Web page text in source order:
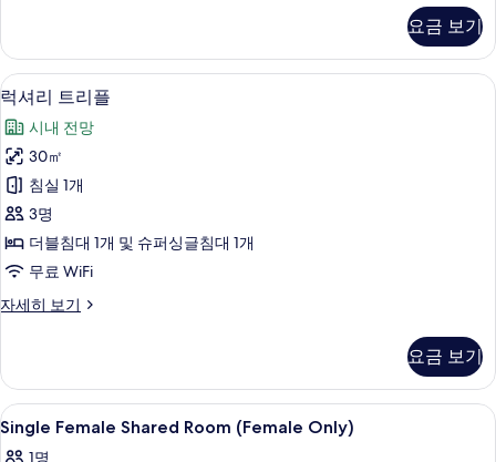
보
기
리
플
자
세
히
보
기
요금 보기
럭
셔
리
트
리
플
사
모
보
기
럭셔리 트리플 | 고급 침구, 객실 내 금
6
럭셔리 트리플
시내 전망
30㎡
침실 1개
3명
더블침대 1개 및 슈퍼싱글침대 1개
무료 WiFi
자세히 보기
럭
리
플
자
요금 보기
Single
Female
고급 침구, 객실 내 금고, 암막 커튼, 무
13
Single Female Shared Room (Female Only)
1명